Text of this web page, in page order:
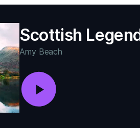
Scottish
Amy Beach